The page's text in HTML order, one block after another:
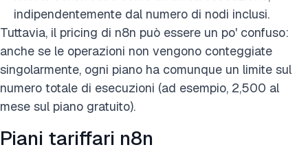
indipendentemente dal numero di nodi inclusi.
Tuttavia, il pricing di n8n può essere un po' confuso:
anche se le operazioni non vengono conteggiate
singolarmente, ogni piano ha comunque un limite sul
numero totale di esecuzioni (ad esempio, 2,500 al
mese sul piano gratuito).
Piani tariffari n8n